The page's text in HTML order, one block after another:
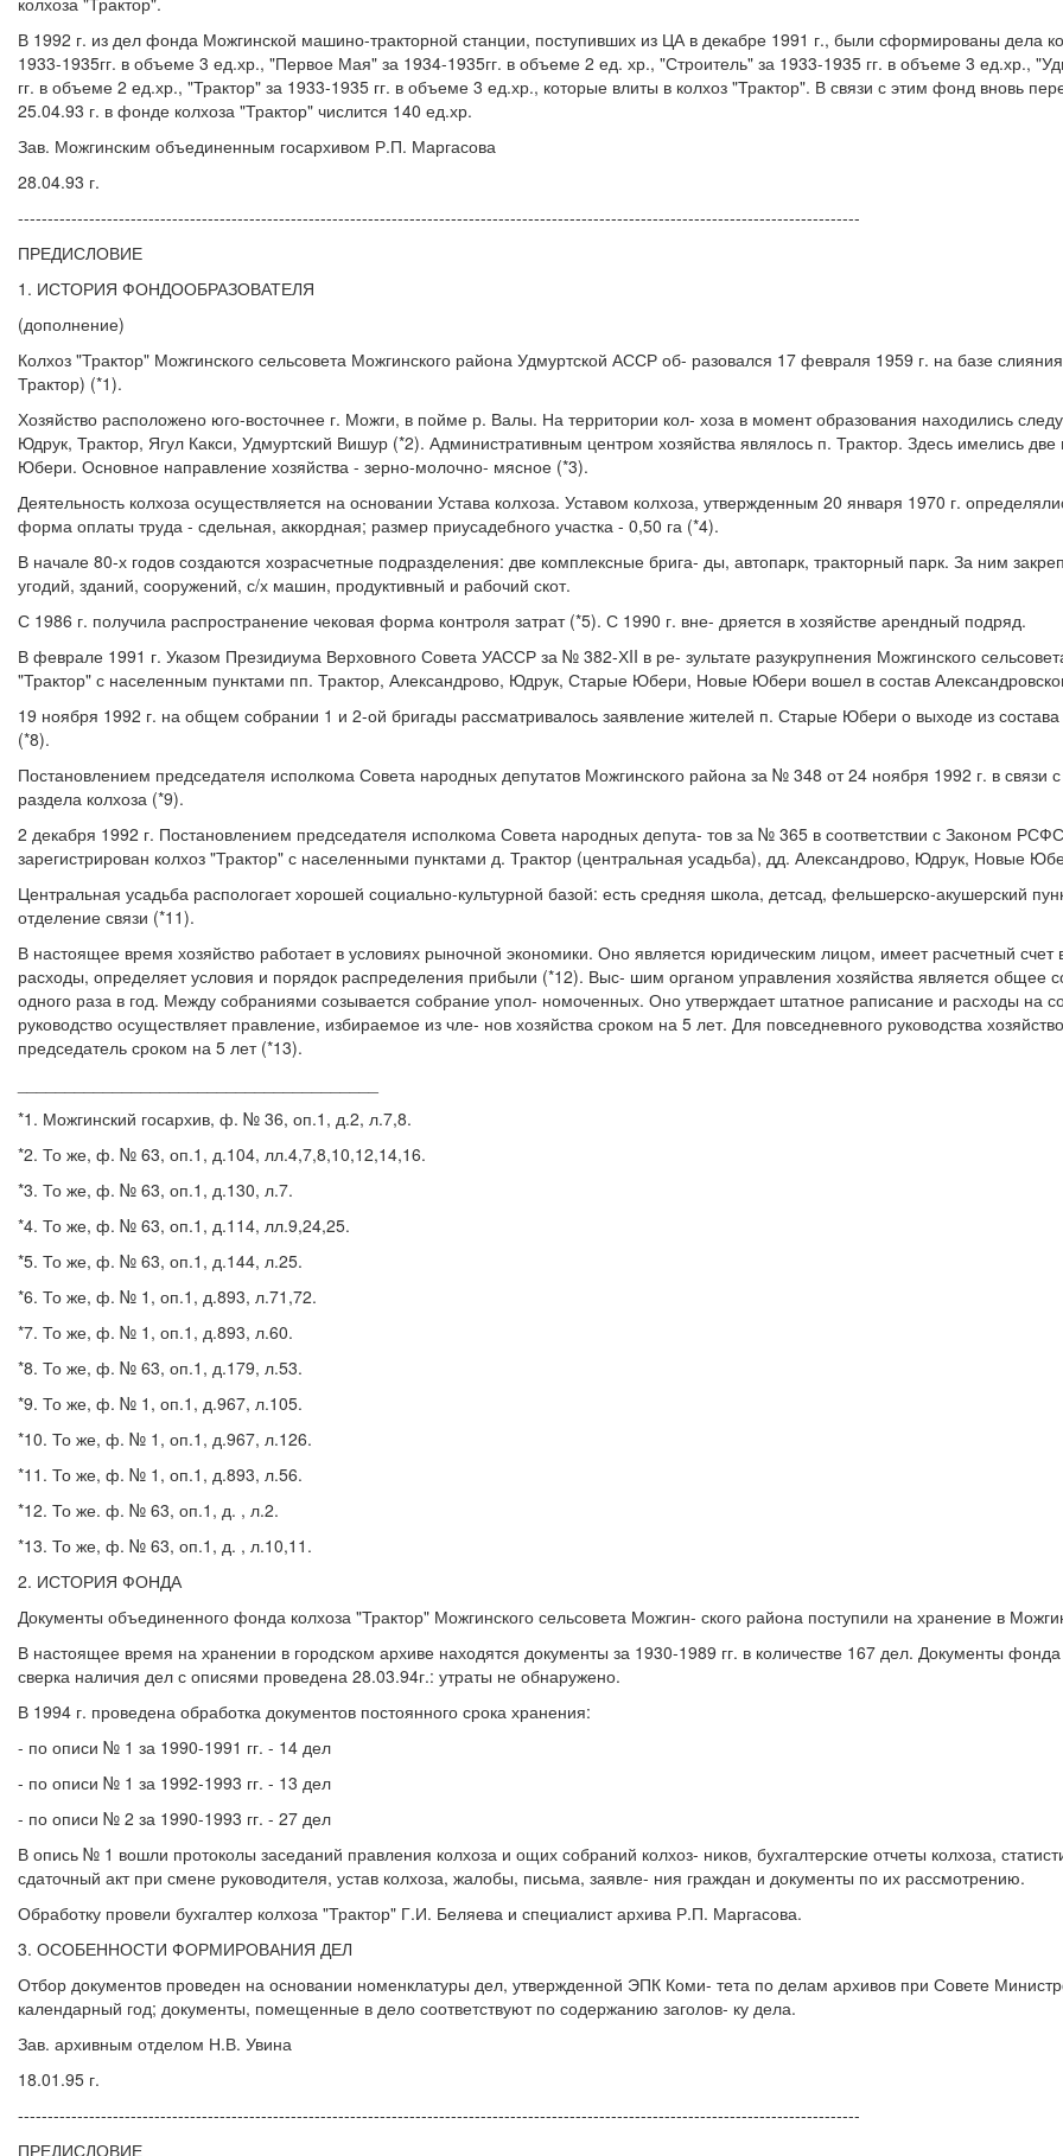
В 1992 г. из дел фонда Можгинской машино-тракторной станции, поступивших из ЦА в декабре 1991 г., были сформированы дела
1933-1935гг. в объеме 3 ед.хр., "Первое Мая" за 1934-1935гг. в объеме 2 ед. хр., "Строитель" за 1933-1935 гг. в объеме 3 ед.хр.,
гг. в объеме 2 ед.хр., "Трактор" за 1933-1935 гг. в объеме 3 ед.хр., которые влиты в колхоз "Трактор". В связи с этим фонд вновь
25.04.93 г. в фонде колхоза "Трактор" числится 140 ед.хр.
Зав. Можгинским объединенным госархивом Р.П. Маргасова
28.04.93 г.
----------------------------------------------------------------------------------------------------------------------------------------------
ПРЕДИСЛОВИЕ
1. ИСТОРИЯ ФОНДООБРАЗОВАТЕЛЯ
(дополнение)
Колхоз "Трактор" Можгинского сельсовета Можгинского района Удмуртской АССР об- разовался 17 февраля 1959 г. на базе
Трактор) (*1).
Хозяйство расположено юго-восточнее г. Можги, в пойме р. Валы. На территории кол- хоза в момент образования находились
Юдрук, Трактор, Ягул Какси, Удмуртский Вишур (*2). Административным центром хозяйства являлось п. Трактор. Здесь имелись
Юбери. Основное направление хозяйства - зерно-молочно- мясное (*3).
Деятельность колхоза осуществляется на основании Устава колхоза. Уставом колхоза, утвержденным 20 января 1970 г.
форма оплаты труда - сдельная, аккордная; размер приусадебного участка - 0,50 га (*4).
В начале 80-х годов создаются хозрасчетные подразделения: две комплексные брига- ды, автопарк, тракторный парк. За ним
угодий, зданий, сооружений, с/х машин, продуктивный и рабочий скот.
С 1986 г. получила распространение чековая форма контроля затрат (*5). С 1990 г. вне- дряется в хозяйстве арендный подряд.
В феврале 1991 г. Указом Президиума Верховного Совета УАССР за № 382-ХII в ре- зультате разукрупнения Можгинского
"Трактор" с населенным пунктами пп. Трактор, Александрово, Юдрук, Старые Юбери, Новые Юбери вошел в состав
19 ноября 1992 г. на общем собрании 1 и 2-ой бригады рассматривалось заявление жителей п. Старые Юбери о выходе из состава
(*8).
Постановлением председателя исполкома Совета народных депутатов Можгинского района за № 348 от 24 ноября 1992 г. в связи
раздела колхоза (*9).
2 декабря 1992 г. Постановлением председателя исполкома Совета народных депута- тов за № 365 в соответствии с Законом
зарегистрирован колхоз "Трактор" с населенными пунктами д. Трактор (центральная усадьба), дд. Александрово, Юдрук, Новые
Центральная усадьба распологает хорошей социально-культурной базой: есть средняя школа, детсад, фельшерско-акушерский
отделение связи (*11).
В настоящее время хозяйство работает в условиях рыночной экономики. Оно является юридическим лицом, имеет расчетный
расходы, определяет условия и порядок распределения прибыли (*12). Выс- шим органом управления хозяйства является общее
одного раза в год. Между собраниями созывается собрание упол- номоченных. Оно утверждает штатное раписание и расходы на
руководство осуществляет правление, избираемое из чле- нов хозяйства сроком на 5 лет. Для повседневного руководства
председатель сроком на 5 лет (*13).
*1. Можгинский госархив, ф. № 36, оп.1, д.2, л.7,8.
*2. То же, ф. № 63, оп.1, д.104, лл.4,7,8,10,12,14,16.
*3. То же, ф. № 63, оп.1, д.130, л.7.
*4. То же, ф. № 63, оп.1, д.114, лл.9,24,25.
*5. То же, ф. № 63, оп.1, д.144, л.25.
*6. То же, ф. № 1, оп.1, д.893, л.71,72.
*7. То же, ф. № 1, оп.1, д.893, л.60.
*8. То же, ф. № 63, оп.1, д.179, л.53.
*9. То же, ф. № 1, оп.1, д.967, л.105.
*10. То же, ф. № 1, оп.1, д.967, л.126.
*11. То же, ф. № 1, оп.1, д.893, л.56.
*12. То же. ф. № 63, оп.1, д. , л.2.
*13. То же, ф. № 63, оп.1, д. , л.10,11.
2. ИСТОРИЯ ФОНДА
Документы объединенного фонда колхоза "Трактор" Можгинского сельсовета Можгин- ского района поступили на хранение в
В настоящее время на хранении в городском архиве находятся документы за 1930-1989 гг. в количестве 167 дел. Документы
сверка наличия дел с описями проведена 28.03.94г.: утраты не обнаружено.
В 1994 г. проведена обработка документов постоянного срока хранения:
- по описи № 1 за 1990-1991 гг. - 14 дел
- по описи № 1 за 1992-1993 гг. - 13 дел
- по описи № 2 за 1990-1993 гг. - 27 дел
В опись № 1 вошли протоколы заседаний правления колхоза и ощих собраний колхоз- ников, бухгалтерские отчеты колхоза,
сдаточный акт при смене руководителя, устав колхоза, жалобы, письма, заявле- ния граждан и документы по их рассмотрению.
Обработку провели бухгалтер колхоза "Трактор" Г.И. Беляева и специалист архива Р.П. Маргасова.
3. ОСОБЕННОСТИ ФОРМИРОВАНИЯ ДЕЛ
Отбор документов проведен на основании номенклатуры дел, утвержденной ЭПК Коми- тета по делам архивов при Совете
календарный год; документы, помещенные в дело соответствуют по содержанию заголов- ку дела.
Зав. архивным отделом Н.В. Увина
18.01.95 г.
----------------------------------------------------------------------------------------------------------------------------------------------
ПРЕДИСЛОВИЕ